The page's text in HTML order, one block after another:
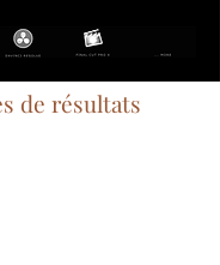
de résultats